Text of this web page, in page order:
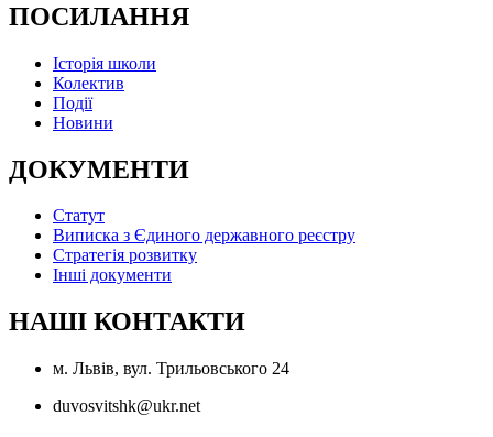
ПОСИЛАННЯ
Історія школи
Колектив
Події
Новини
ДОКУМЕНТИ
Статут
Виписка з Єдиного державного реєстру
Стратегія розвитку
Інші документи
НАШІ КОНТАКТИ
м. Львів, вул. Трильовського 24
duvosvitshk@ukr.net